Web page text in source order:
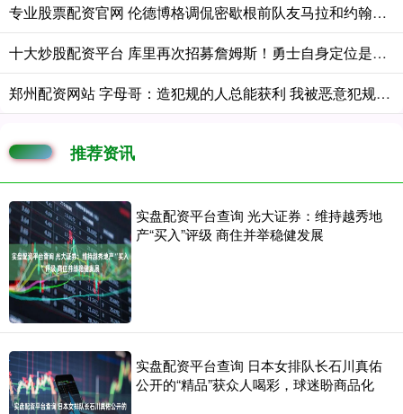
专业股票配资官网 伦德博格调侃密歇根前队友马拉和约翰逊：我的成就已压他们一头
十大炒股配资平台 库里再次招募詹姆斯！勇士自身定位是黑马：认为老詹大概率去东部
郑州配资网站 字母哥：造犯规的人总能获利 我被恶意犯规却没哨
推荐资讯
实盘配资平台查询 光大证券：维持越秀地
产“买入”评级 商住并举稳健发展
实盘配资平台查询 日本女排队长石川真佑
公开的“精品”获众人喝彩，球迷盼商品化